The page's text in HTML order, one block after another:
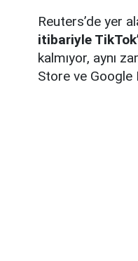
Reuters’de yer
itibariyle
kalmıyor, aynı
Store ve Google